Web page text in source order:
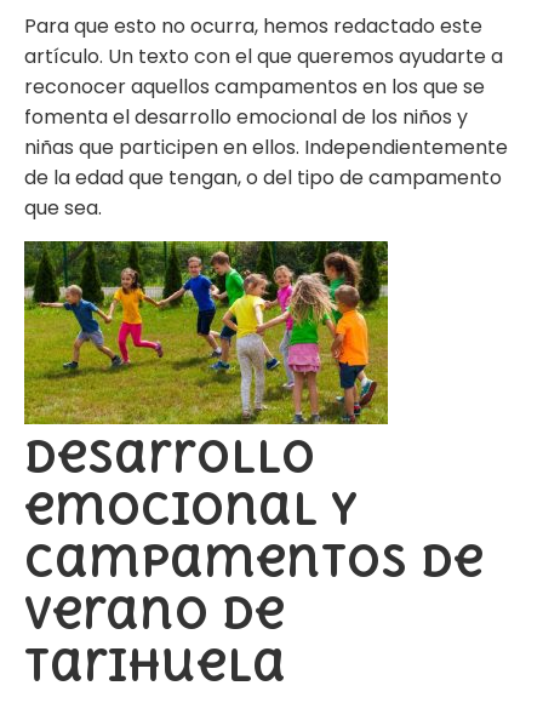
Para que esto no ocurra, hemos redactado este
artículo. Un texto con el que queremos ayudarte a
reconocer aquellos campamentos en los que se
fomenta el desarrollo emocional de los niños y
niñas que participen en ellos. Independientemente
de la edad que tengan, o del tipo de campamento
que sea.
Desarrollo
emocional y
campamentos de
verano de
Tarihuela